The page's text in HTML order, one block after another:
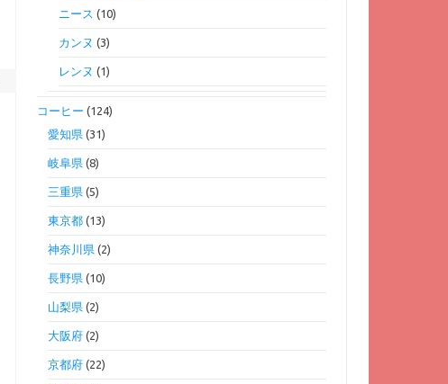
ニース (10)
カンヌ (3)
レンヌ (1)
コーヒー (124)
愛知県(31)
岐阜県(8)
三重県(5)
東京都(13)
神奈川県(2)
長野県(10)
山梨県(2)
大阪府(2)
京都府(22)